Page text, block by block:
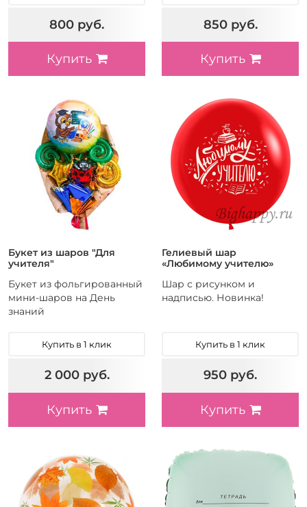
800 руб.
Купить
850 руб.
Купить
Букет из шаров "Для
учителя"
Букет из фольгированный
мини-шаров на День
знаний
Купить в 1 клик
2 000 руб.
Купить
Гелиевый шар
«Любимому учителю»
Шар с рисунком и
надписью. Новинка!
Купить в 1 клик
950 руб.
Купить